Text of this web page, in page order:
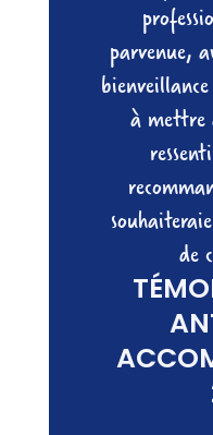
Élodie,
ludique
les
de
vous êtes
votre